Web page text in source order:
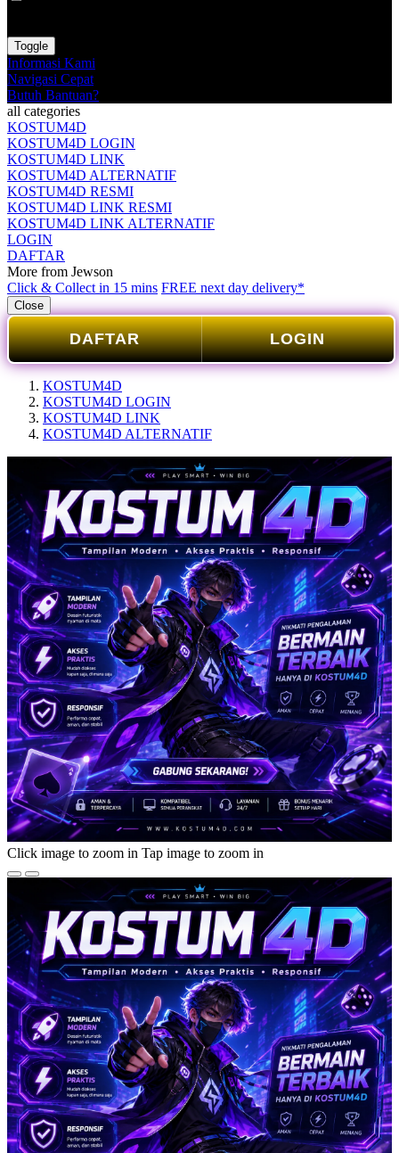
Toggle
Informasi Kami
Navigasi Cepat
Butuh Bantuan?
all categories
KOSTUM4D
KOSTUM4D LOGIN
KOSTUM4D LINK
KOSTUM4D ALTERNATIF
KOSTUM4D RESMI
KOSTUM4D LINK RESMI
KOSTUM4D LINK ALTERNATIF
LOGIN
DAFTAR
More from Jewson
Click & Collect in 15 mins FREE next day delivery*
Close
DAFTAR LOGIN
KOSTUM4D
KOSTUM4D LOGIN
KOSTUM4D LINK
KOSTUM4D ALTERNATIF
Click image to zoom in Tap image to zoom in